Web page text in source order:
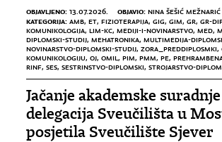
OBJAVLJENO: 13.07.2026. OBJAVIO: NINA ŠEŠIĆ MEŽNARIĆ
KATEGORIJA: AMB, ET, FIZIOTERAPIJA, GIG, GIM, GR, GR-
KOMUNIKOLOGIJA, LIM-KC, MEDIJI-I-NOVINARSTVO, MED,
DIPLOMSKI-STUDIJ, MEHATRONIKA, MULTIMEDIJA-
NOVINARSTVO-DIPLOMSKI-STUDIJ, ZORA_PREDDIPLOSMKI,
KOMUNIKOLOGIJU, OJ, OMIL, PIM, PMM, PE,
RINF, SES, SESTRINSTVO-DIPLOMSKI, STROJARSTVO-
Jačanje akademske
delegacija Sveučilišta u
posjetila Sveučilište Sjever